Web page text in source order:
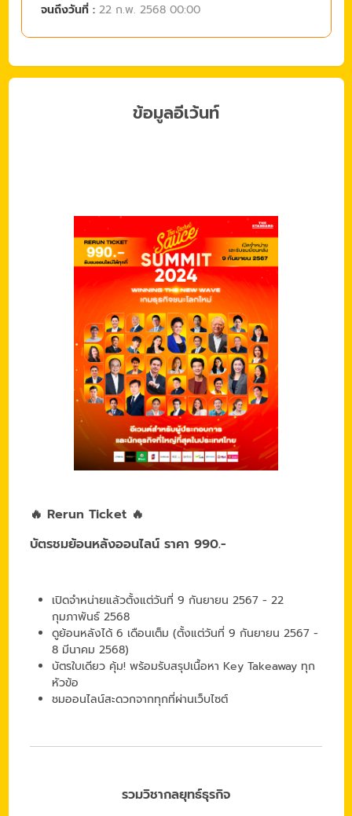
จนถึงวันที่ : 22 ก.พ. 2568 00:00
ข้อมูลอีเว้นท์
🔥 Rerun Ticket 🔥
บัตรชมย้อนหลังออนไลน์ ราคา 990.-
เปิดจำหน่ายแล้วตั้งแต่วันที่ 9 กันยายน 2567 - 22
กุมภาพันธ์ 2568
ดูย้อนหลังได้ 6 เดือนเต็ม (ตั้งแต่วันที่ 9 กันยายน 2567 -
8 มีนาคม 2568)
บัตรใบเดียว คุ้ม! พร้อมรับสรุปเนื้อหา Key Takeaway ทุก
หัวข้อ
ชมออนไลน์สะดวกจากทุกที่ผ่านเว็บไซต์
รวมวิชากลยุทธ์ธุรกิจ